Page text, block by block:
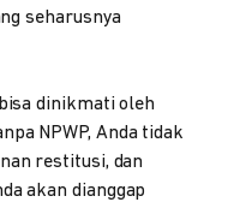
seharusnya
dinikmati oleh
NPWP, Anda tidak
restitusi, dan
akan dianggap